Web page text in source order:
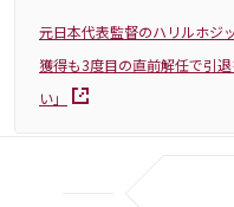
元日本代表監督のハリルホジ
獲得も3度目の直前解任で引
い」